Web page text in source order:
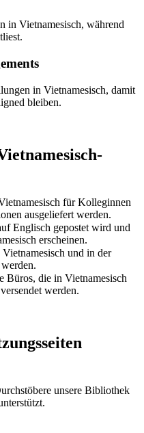
in Vietnamesisch, während
in Vietnamesisch, damit
bleiben.
für Kolleginnen
ausgeliefert werden.
Englisch gepostet wird und
erscheinen.
und in der
Büros, die in Vietnamesisch
werden.
unsere Bibliothek